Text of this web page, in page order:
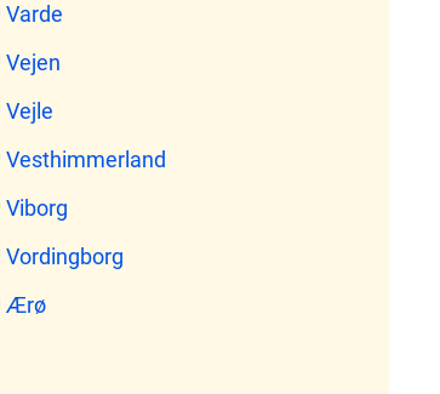
Varde
Vejen
Vejle
Vesthimmerland
Viborg
Vordingborg
Ærø